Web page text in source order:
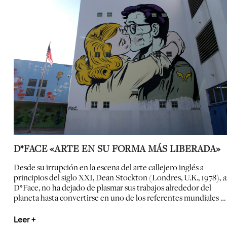
D*FACE «ARTE EN SU FORMA MÁS LIBERADA»
Desde su irrupción en la escena del arte callejero inglés a
principios del siglo XXI, Dean Stockton (Londres, U.K., 1978),
D*Face, no ha dejado de plasmar sus trabajos alrededor del
planeta hasta convertirse en uno de los referentes mundiales …
Leer +